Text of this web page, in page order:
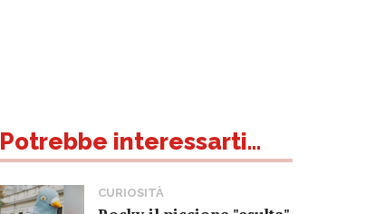
Potrebbe interessarti...
CURIOSITÀ